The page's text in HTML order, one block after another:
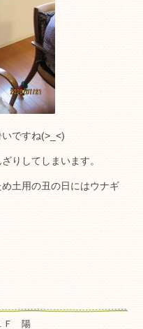
ですね(>_<)
りしてしまいます。
土用の丑の日にはウナギ
Ｆ 陽